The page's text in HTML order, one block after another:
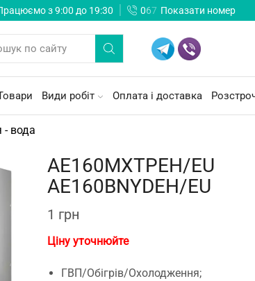
з 9:00 до 19:30 067 Показати номер
Види робіт Оплата і доставка
- вода
AE160MXTPEH/EU
AE160BNYDEH/EU
1 грн
Ціну уточнюйте
ГВП/Обігрів/Охолодження;